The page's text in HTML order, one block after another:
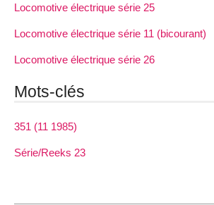
Locomotive électrique série 25
Locomotive électrique série 11 (bicourant)
Locomotive électrique série 26
Mots-clés
351 (11 1985)
Série/Reeks 23